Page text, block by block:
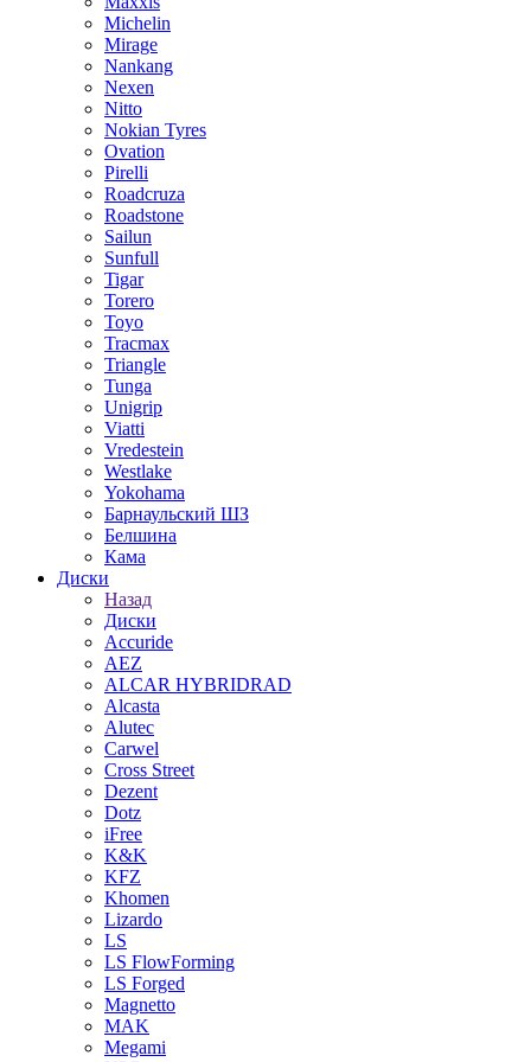
Michelin
Mirage
Nankang
Nexen
Nitto
Nokian Tyres
Ovation
Pirelli
Roadcruza
Roadstone
Sailun
Sunfull
Tigar
Torero
Toyo
Tracmax
Triangle
Tunga
Unigrip
Viatti
Vredestein
Westlake
Yokohama
Барнаульский ШЗ
Белшина
Кама
Диски
Назад
Диски
Accuride
AEZ
ALCAR HYBRIDRAD
Alcasta
Alutec
Carwel
Cross Street
Dezent
Dotz
iFree
K&K
KFZ
Khomen
Lizardo
LS
LS FlowForming
LS Forged
Magnetto
MAK
Megami